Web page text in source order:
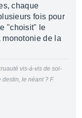
chaque
fois pour
"choisit" le
de la
vis-à-vis de soi-
le néant ? F.